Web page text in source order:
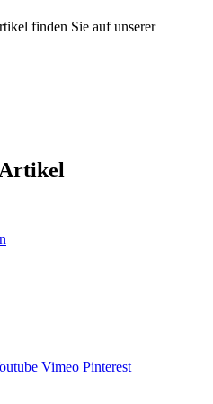
finden Sie auf unserer
Artikel
Vimeo Pinterest